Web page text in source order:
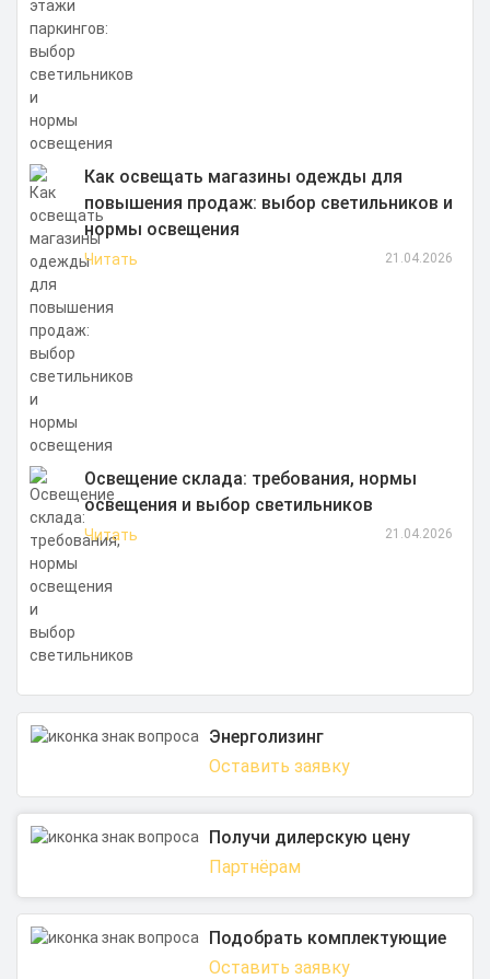
Как освещать магазины одежды для
повышения продаж: выбор светильников и
нормы освещения
Читать 21.04.2026
Освещение склада: требования, нормы
освещения и выбор светильников
Читать 21.04.2026
Энерголизинг
Оставить заявку
Получи дилерскую цену
Партнёрам
Подобрать комплектующие
Оставить заявку